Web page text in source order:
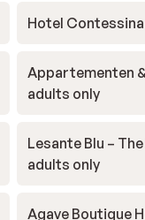
Hotel Contessina
Appartementen
adults only
Lesante Blu –
adults only
Agave Boutique